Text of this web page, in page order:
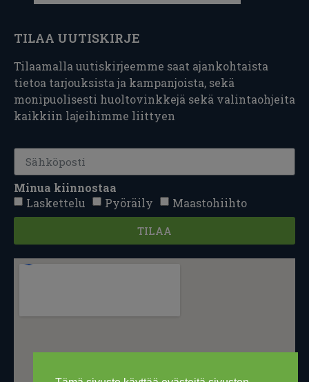
TILAA UUTISKIRJE
Tilaamalla uutiskirjeemme saat ajankohtaista
tietoa tarjouksista ja kampanjoista, sekä
monipuolisesti huoltovinkkejä sekä valintaohjeita
kaikkiin lajeihimme liittyen
Minua kiinnostaa
Laskettelu
Pyöräily Maastohiihto
TILAA